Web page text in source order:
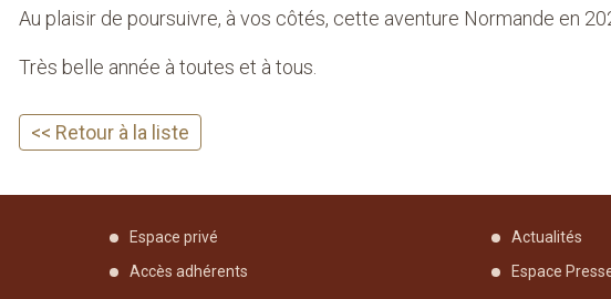
Au plaisir de poursuivre, à vos côtés, cette aventure Normande en
Très belle année à toutes et à tous.
<< Retour à la liste
Espace privé
Accès adhérents
Actualités
Espace